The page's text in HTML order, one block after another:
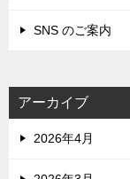
SNS のご案内
アーカイブ
2026年4月